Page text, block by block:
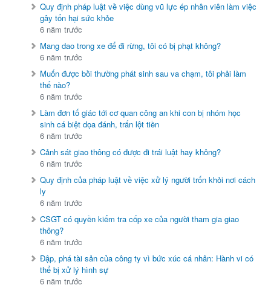
Quy định pháp luật về việc dùng vũ lực ép nhân viên làm việc
gây tổn hại sức khỏe
6 năm trước
Mang dao trong xe để đi rừng, tôi có bị phạt không?
6 năm trước
Muốn được bồi thường phát sinh sau va chạm, tôi phải làm
thế nào?
6 năm trước
Làm đơn tố giác tới cơ quan công an khi con bị nhóm học
sinh cá biệt dọa đánh, trấn lột tiền
6 năm trước
Cảnh sát giao thông có được đi trái luật hay không?
6 năm trước
Quy định của pháp luật về việc xử lý người trốn khỏi nơi cách
ly
6 năm trước
CSGT có quyền kiểm tra cốp xe của người tham gia giao
thông?
6 năm trước
Đập, phá tài sản của công ty vì bức xúc cá nhân: Hành vi có
thể bị xử lý hình sự
6 năm trước